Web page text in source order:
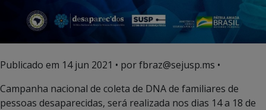
Publicado em 14 jun 2021 • por fbraz@sejusp.ms •
Campanha nacional de coleta de DNA de familiares de
pessoas desaparecidas, será realizada nos dias 14 a 18 de